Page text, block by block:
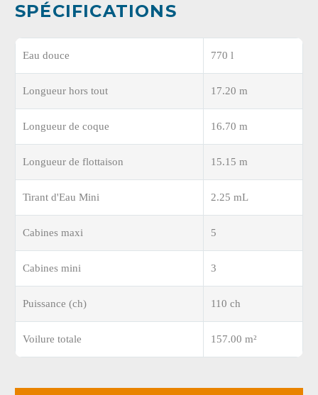
SPÉCIFICATIONS
Eau douce 770 l
Longueur hors tout 17.20 m
Longueur de coque 16.70 m
Longueur de flottaison 15.15 m
Tirant d'Eau Mini 2.25 mL
Cabines maxi 5
Cabines mini 3
Puissance (ch) 110 ch
Voilure totale 157.00 m²